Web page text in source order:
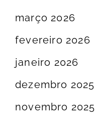
março 2026
fevereiro 2026
janeiro 2026
dezembro 2025
novembro 2025